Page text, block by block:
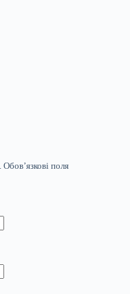
Обов’язкові поля